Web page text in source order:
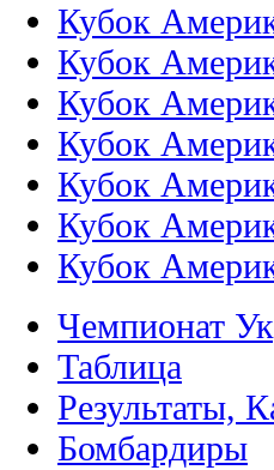
Кубок
Кубок
Кубок
Кубок
Кубок
Кубок
Кубок
Чемпионат
Таблица
Результаты,
Бомбардиры